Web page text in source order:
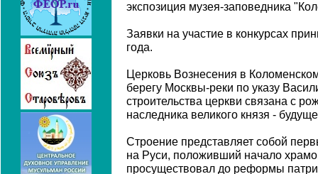
экспозиция музея-заповедника
Заявки на участие в конкурсах
года.
Церковь Вознесения в
берегу Москвы-реки по указу
строительства церкви связана с
наследника великого князя -
Строение представляет собой
на Руси, положивший начало
просуществовал до реформы